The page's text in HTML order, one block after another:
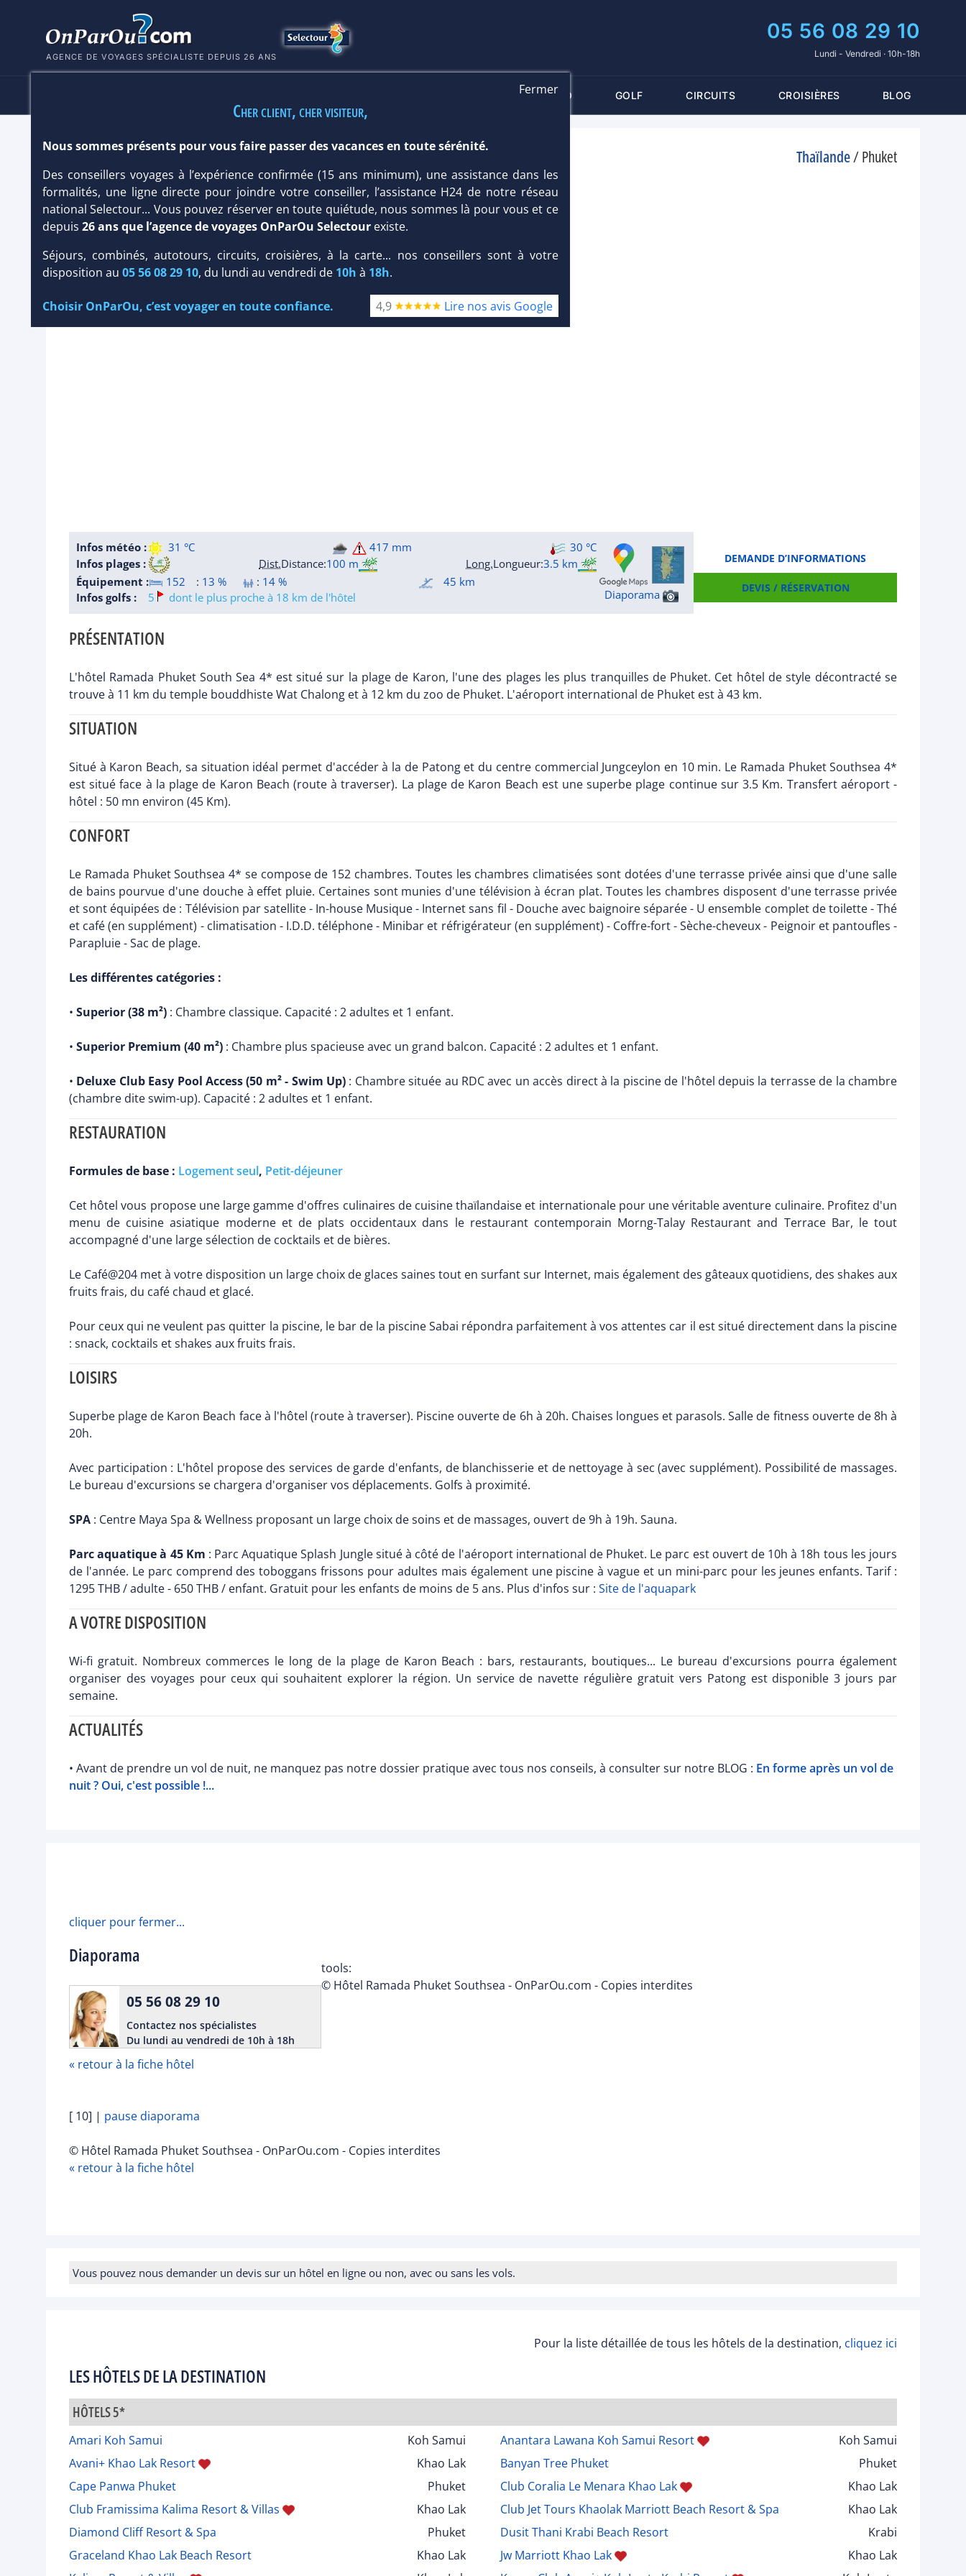
AGENCE DE VOYAGES SPÉCIALISTE DEPUIS 26 ANS
05 56 08 29 10
Lundi - Vendredi · 10h-18h
THALASSO GOLF CIRCUITS CROISIÈRES BLOG
HÔTEL RAMADA PHUKET SOUTHSEA 4* Thaïlande/Phuket
HôtelClassique
DEMANDE D’INFORMATIONS
DEVIS / RÉSERVATION
Infos météo : 31 °C 417 mm
30 °C
Infos plages :
Dist.Distance:100 m Long.Longueur:3.5 km
Équipement :
152 : 13 % : 14 %
45 km
Infos golfs :
5 dont le plus proche à 18 km de l'hôtel Diaporama
PRÉSENTATION
L'hôtel Ramada Phuket South Sea 4* est situé sur la plage de Karon, l'une des plages les plus tranquilles de Phuket. Cet hôtel de style décontracté se
trouve à 11 km du temple bouddhiste Wat Chalong et à 12 km du zoo de Phuket. L'aéroport international de Phuket est à 43 km.
SITUATION
Situé à Karon Beach, sa situation idéal permet d'accéder à la de Patong et du centre commercial Jungceylon en 10 min. Le Ramada Phuket Southsea 4*
est situé face à la plage de Karon Beach (route à traverser). La plage de Karon Beach est une superbe plage continue sur 3.5 Km. Transfert aéroport -
hôtel : 50 mn environ (45 Km).
CONFORT
Le Ramada Phuket Southsea 4* se compose de 152 chambres. Toutes les chambres climatisées sont dotées d'une terrasse privée ainsi que d'une salle
de bains pourvue d'une douche à effet pluie. Certaines sont munies d'une télévision à écran plat. Toutes les chambres disposent d'une terrasse privée
et sont équipées de : Télévision par satellite - In-house Musique - Internet sans fil - Douche avec baignoire séparée - U ensemble complet de toilette - Thé
et café (en supplément) - climatisation - I.D.D. téléphone - Minibar et réfrigérateur (en supplément) - Coffre-fort - Sèche-cheveux - Peignoir et pantoufles -
Parapluie - Sac de plage.
Les différentes catégories :
• Superior (38 m²) : Chambre classique. Capacité : 2 adultes et 1 enfant.
• Superior Premium (40 m²) : Chambre plus spacieuse avec un grand balcon. Capacité : 2 adultes et 1 enfant.
• Deluxe Club Easy Pool Access (50 m² - Swim Up) : Chambre située au RDC avec un accès direct à la piscine de l'hôtel depuis la terrasse de la chambre
(chambre dite swim-up). Capacité : 2 adultes et 1 enfant.
RESTAURATION
Formules de base : Logement seul, Petit-déjeuner
Cet hôtel vous propose une large gamme d'offres culinaires de cuisine thaïlandaise et internationale pour une véritable aventure culinaire. Profitez d'un
menu de cuisine asiatique moderne et de plats occidentaux dans le restaurant contemporain Morng-Talay Restaurant and Terrace Bar, le tout
accompagné d'une large sélection de cocktails et de bières.
Le Café@204 met à votre disposition un large choix de glaces saines tout en surfant sur Internet, mais également des gâteaux quotidiens, des shakes aux
fruits frais, du café chaud et glacé.
Pour ceux qui ne veulent pas quitter la piscine, le bar de la piscine Sabai répondra parfaitement à vos attentes car il est situé directement dans la piscine
: snack, cocktails et shakes aux fruits frais.
LOISIRS
Superbe plage de Karon Beach face à l'hôtel (route à traverser). Piscine ouverte de 6h à 20h. Chaises longues et parasols. Salle de fitness ouverte de 8h à
20h.
Avec participation : L'hôtel propose des services de garde d'enfants, de blanchisserie et de nettoyage à sec (avec supplément). Possibilité de massages.
Le bureau d'excursions se chargera d'organiser vos déplacements. Golfs à proximité.
SPA : Centre Maya Spa & Wellness proposant un large choix de soins et de massages, ouvert de 9h à 19h. Sauna.
Parc aquatique à 45 Km : Parc Aquatique Splash Jungle situé à côté de l'aéroport international de Phuket. Le parc est ouvert de 10h à 18h tous les jours
de l'année. Le parc comprend des toboggans frissons pour adultes mais également une piscine à vague et un mini-parc pour les jeunes enfants. Tarif :
1295 THB / adulte - 650 THB / enfant. Gratuit pour les enfants de moins de 5 ans. Plus d'infos sur : Site de l'aquapark
A VOTRE DISPOSITION
Wi-fi gratuit. Nombreux commerces le long de la plage de Karon Beach : bars, restaurants, boutiques... Le bureau d'excursions pourra également
organiser des voyages pour ceux qui souhaitent explorer la région. Un service de navette régulière gratuit vers Patong est disponible 3 jours par
semaine.
ACTUALITÉS
• Avant de prendre un vol de nuit, ne manquez pas notre dossier pratique avec tous nos conseils, à consulter sur notre BLOG : En forme après un vol de
nuit ? Oui, c'est possible !...
cliquer pour fermer...
Diaporama
05 56 08 29 10
Contactez nos spécialistes
Du lundi au vendredi de 10h à 18h
tools:
© Hôtel Ramada Phuket Southsea - OnParOu.com - Copies interdites
« retour à la fiche hôtel
[ 10] | pause diaporama
© Hôtel Ramada Phuket Southsea - OnParOu.com - Copies interdites
« retour à la fiche hôtel
Vous pouvez nous demander un devis sur un hôtel en ligne ou non, avec ou sans les vols.
Pour la liste détaillée de tous les hôtels de la destination, cliquez ici
LES HÔTELS DE LA DESTINATION
HÔTELS 5*
Amari Koh Samui Koh Samui Anantara Lawana Koh Samui Resort
Koh Samui
Avani+ Khao Lak Resort
Khao Lak Banyan Tree Phuket
Phuket
Cape Panwa Phuket
Phuket Club Coralia Le Menara Khao Lak
Khao Lak
Club Framissima Kalima Resort & Villas
Khao Lak Club Jet Tours Khaolak Marriott Beach Resort & Spa
Khao Lak
Diamond Cliff Resort & Spa
Phuket Dusit Thani Krabi Beach Resort
Krabi
Graceland Khao Lak Beach Resort
Khao Lak Jw Marriott Khao Lak
Khao Lak
Fermer
Cher client, cher visiteur,
Nous sommes présents pour vous faire passer des vacances en toute sérénité.
Des conseillers voyages à l’expérience confirmée (15 ans minimum), une assistance dans les
formalités, une ligne directe pour joindre votre conseiller, l’assistance H24 de notre réseau
national Selectour... Vous pouvez réserver en toute quiétude, nous sommes là pour vous et ce
depuis 26 ans que l’agence de voyages OnParOu Selectourexiste.
Séjours, combinés, autotours, circuits, croisières, à la carte... nos conseillers sont à votre
disposition au 05 56 08 29 10, du lundi au vendredi de 10h à 18h.
Choisir OnParOu, c’est voyager en toute confiance. 4,9 Lire nos avis Google